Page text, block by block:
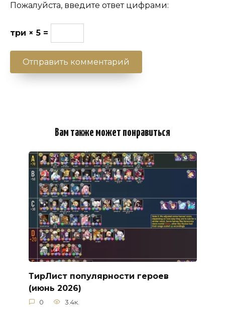
Пожалуйста, введите ответ цифрами:
три × 5 =
Вам также может понравиться
ТирЛист популярности героев
(июнь 2026)
0 3.4к.